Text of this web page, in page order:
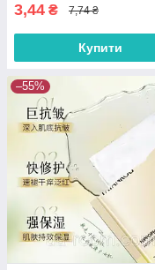
3,44 ₴ 7,74 ₴
Купити
–55%